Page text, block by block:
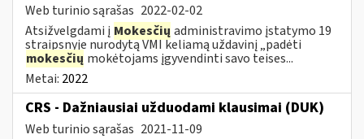
Web turinio sąrašas 2022-02-02
Atsižvelgdami į Mokesčių administravimo įstatymo 19
straipsnyje nurodytą VMI keliamą uždavinį „padėti
mokesčių mokėtojams įgyvendinti savo teises...
Metai: 2022
CRS - Dažniausiai užduodami klausimai (DUK)
Web turinio sąrašas 2021-11-09